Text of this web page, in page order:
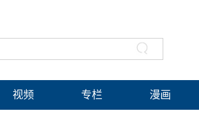
视频 专栏 漫画